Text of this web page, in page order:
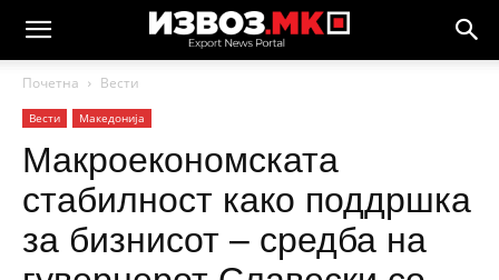
Почетна Вести
Вести Македонија
Макроекономската
стабилност како поддршка
за бизнисот – средба на